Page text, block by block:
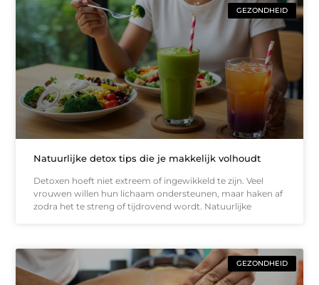
GEZONDHEID
Natuurlijke detox tips die je makkelijk volhoudt
Detoxen hoeft niet extreem of ingewikkeld te zijn. Veel
vrouwen willen hun lichaam ondersteunen, maar haken af
zodra het te streng of tijdrovend wordt. Natuurlijke
GEZONDHEID